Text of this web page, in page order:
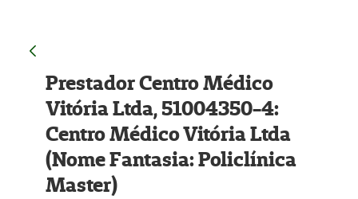
Prestador Centro Médico
Vitória Ltda, 51004350-4:
Centro Médico Vitória Ltda
(Nome Fantasia: Policlínica
Master)